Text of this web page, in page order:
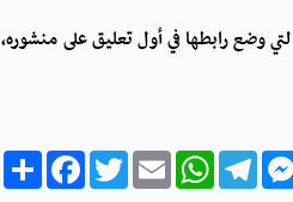
وضع رابطها في أول تعليق على منشوره،
ا
ن
F
a
T
w
E
m
W
h
T
e